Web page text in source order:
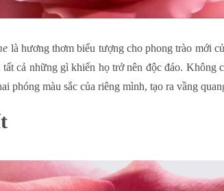
là hương thơm biểu tượng cho phong trào mới
cả những gì khiến họ trở nên độc đáo. Không
phóng màu sắc của riêng mình, tạo ra vầng